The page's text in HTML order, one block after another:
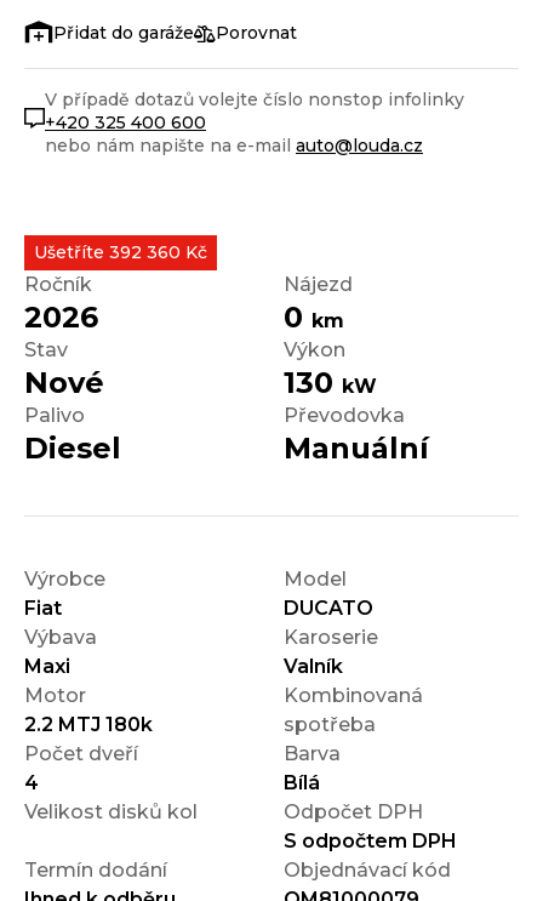
Ušetříte 392 360 Kč
Ročník
2026
Nájezd
0 km
Stav
Nové
Výkon
130 kW
Palivo
Diesel
Převodovka
Manuální
Výrobce
Fiat
Model
DUCATO
Výbava
Maxi
Karoserie
Valník
Motor
2.2 MTJ 180k
Kombinovaná
spotřeba
Počet dveří
4
Barva
Bílá
Velikost disků kol
Odpočet DPH
S odpočtem DPH
Termín dodání
Objednávací kód
Porovnat
V případě dotazů volejte číslo nonstop infolinky
+420 325 400 600
nebo nám napište na e-mail auto@louda.cz